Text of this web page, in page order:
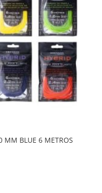
MM BLUE 6 METROS